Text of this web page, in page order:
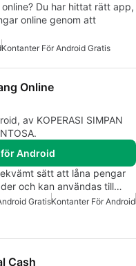
Du har hittat rätt app,
online genom att
Kontanter För Android Gratis
Online
av KOPERASI SIMPAN
Android
sätt att låna pengar
och kan användas till…
GratisKontanter För Android
Cash